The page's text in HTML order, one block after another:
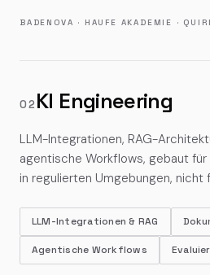
BADENOVA · HAUFE AKADEMIE ·
02 KI Engineering
LLM-Integrationen, RAG-
agentische Workflows, gebaut
in regulierten Umgebungen, nicht
LLM-Integrationen & RAG
Agentische Workflows